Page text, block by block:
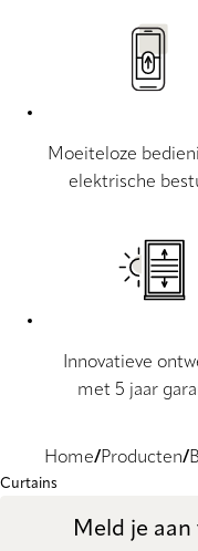
Moeiteloze
elektrische
Innovatieve
met 5 jaar
Home Producten
Curtains
Meld je